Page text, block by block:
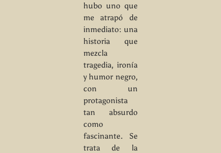
hubo uno que
me atrapó de
inmediato: una
historia que
mezcla
tragedia, ironía
y humor negro,
con un
protagonista
tan absurdo
como
fascinante. Se
trata de la